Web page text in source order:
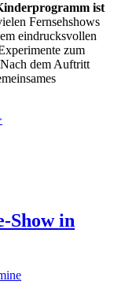
ist
Fernsehshows
eindrucksvollen
zum
dem Auftritt
Show in